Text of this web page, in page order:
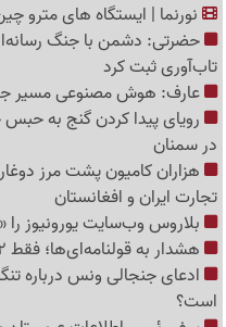
نورنما | ایستگاه های مترو
حضرتی: دشمن با جنگ رسانه‌ای
تاب‌آوری ثبت کرد
عارف: هوش مصنوعی مسیر
در سمنان
هزاران کامیون پشت مرز
تجارت ایران و افغانستان
بلاروس وب‌سایت یورونیوز را
هشدار به قولنامه‌ای‌ها؛ فقط 2 سال برای ثبت ادعا فرصت دارید
ادعای جنجالی ونس درباره
است؟